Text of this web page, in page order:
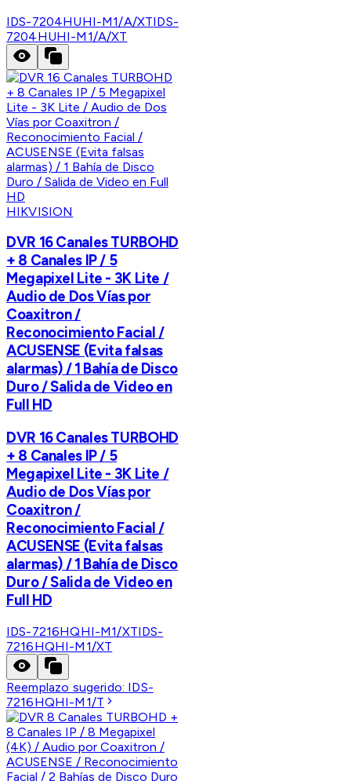
IDS-7204HUHI-M1/A/XTIDS-
7204HUHI-M1/A/XT
HIKVISION
DVR 16 Canales TURBOHD
+ 8 Canales IP / 5
Megapixel Lite - 3K Lite /
Audio de Dos Vías por
Coaxitron /
Reconocimiento Facial /
ACUSENSE (Evita falsas
alarmas) / 1 Bahía de Disco
Duro / Salida de Video en
Full HD
DVR 16 Canales TURBOHD
+ 8 Canales IP / 5
Megapixel Lite - 3K Lite /
Audio de Dos Vías por
Coaxitron /
Reconocimiento Facial /
ACUSENSE (Evita falsas
alarmas) / 1 Bahía de Disco
Duro / Salida de Video en
Full HD
IDS-7216HQHI-M1/XTIDS-
7216HQHI-M1/XT
Reemplazo sugerido: IDS-
7216HQHI-M1/T